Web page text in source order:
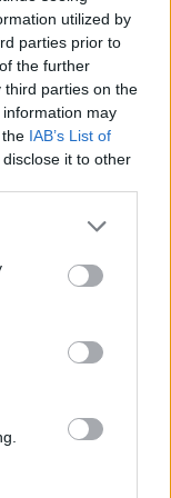
utilized by
parties prior to
the further
third parties on the
information may
IAB’s List of
it to other
932. tétel, Csillár
ár:360 000
/ műtárgy
2015-05-21